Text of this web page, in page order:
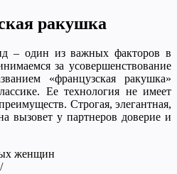
ракушка
– один из важных факторов в
за усовершенствование
«французская ракушка»
Ее технология не имеет
Строгая, элегантная,
вызовет у партнеров доверие и